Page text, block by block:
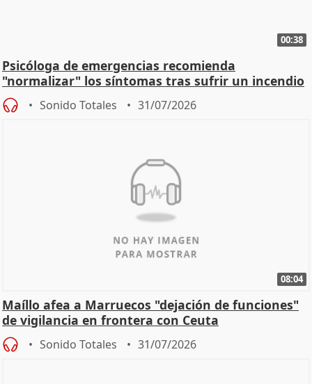
00:38
Psicóloga de emergencias recomienda
"normalizar" los síntomas tras sufrir un incendio
Sonido Totales 31/07/2026
08:04
Maíllo afea a Marruecos "dejación de funciones"
de vigilancia en frontera con Ceuta
Sonido Totales 31/07/2026